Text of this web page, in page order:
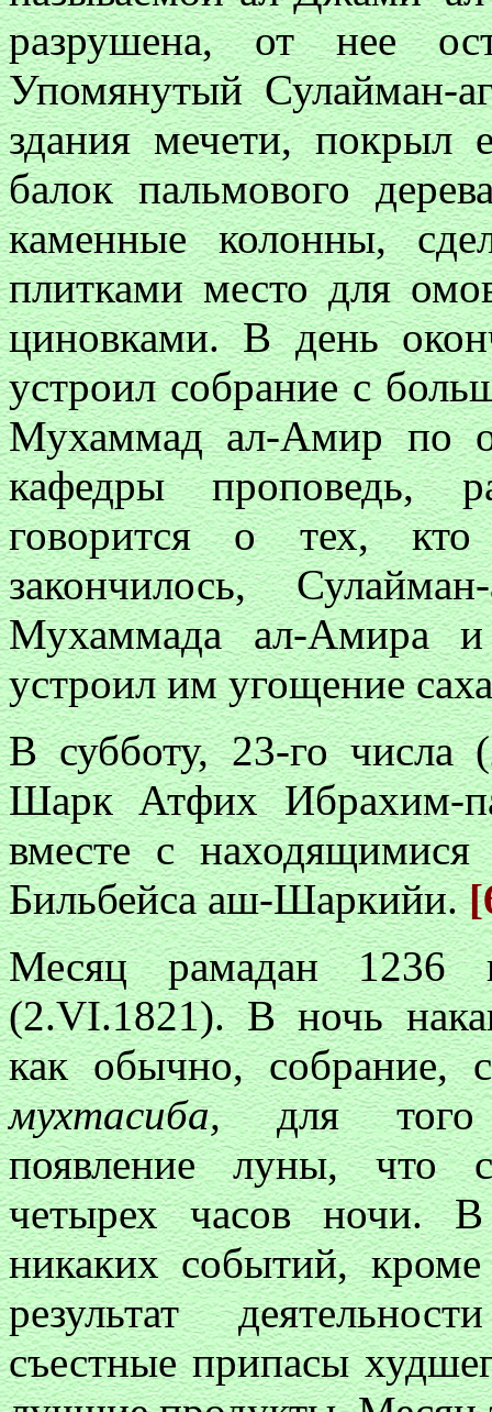
разрушена, от нее
Упомянутый Сулайман-
здания мечети, покрыл
балок пальмового
каменные колонны,
плитками место для
циновками. В день
устроил собрание с
Мухаммад ал-Амир по
кафедры проповедь,
говорится о тех,
закончилось,
Мухаммада ал-Амира
устроил им угощение
В субботу, 23-го числа
Шарк Атфих Ибрахим-
вместе с
Бильбейса аш-Шаркийи.
Месяц рамадан 1236
(2.VI.1821). В ночь
как обычно, собрание,
мухтасиба,для того
появление луны, что
четырех часов ночи.
никаких событий,
результат
съестные припасы